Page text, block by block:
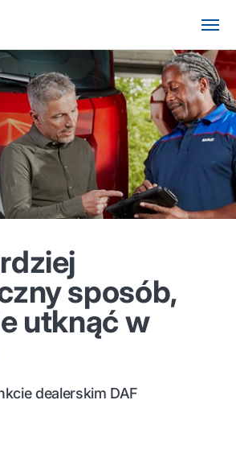
sposób,
utknąć w
dealerskim DAF